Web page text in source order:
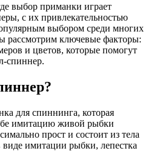
выбор приманки играет
с их привлекательностью
выбором среди многих
рассмотрим ключевые факторы:
и цветов, которые помогут
спиннер.
для спиннинга, которая
имитацию живой рыбки
прост и состоит из тела
имитации рыбки, лепестка